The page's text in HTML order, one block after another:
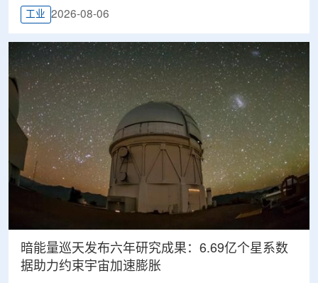
工业 2026-08-06
暗能量巡天发布六年研究成果：6.69亿个星系数
据助力约束宇宙加速膨胀